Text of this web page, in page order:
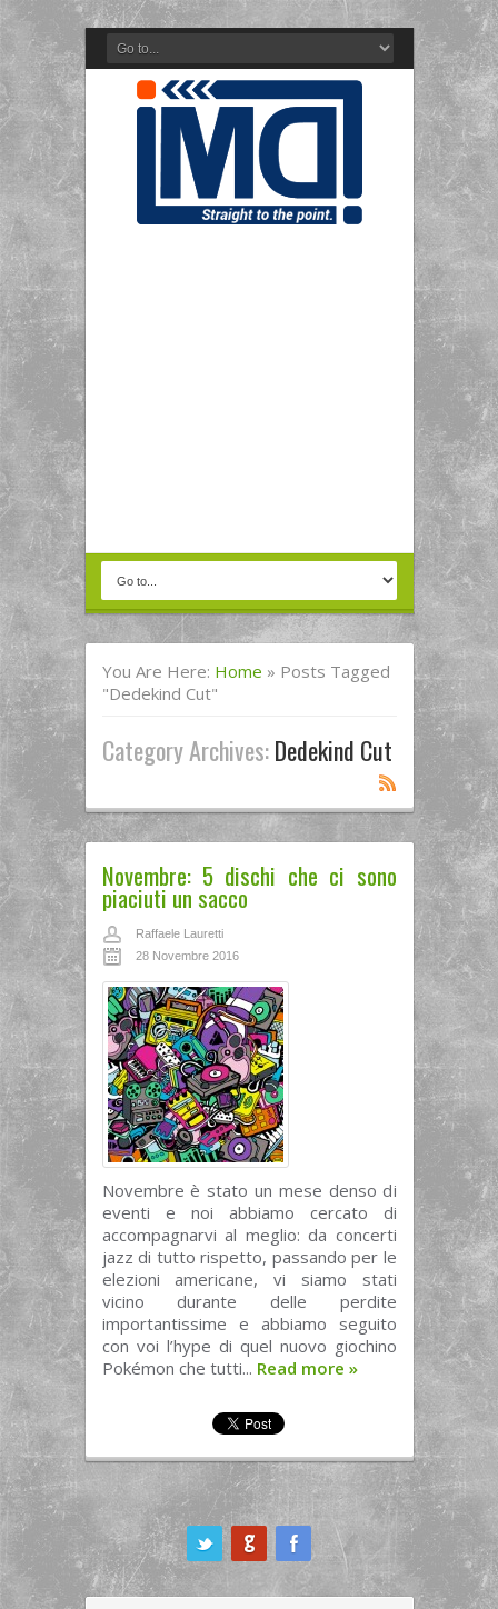
You Are Here: Home » Posts Tagged
"Dedekind Cut"
Category Archives:Dedekind Cut
Novembre: 5 dischi che ci sono
piaciuti un sacco
Raffaele Lauretti
28 Novembre 2016
Novembre è stato un mese denso di
eventi e noi abbiamo cercato di
accompagnarvi al meglio: da concerti
jazz di tutto rispetto, passando per le
elezioni americane, vi siamo stati
vicino durante delle perdite
importantissime e abbiamo seguito
con voi l’hype di quel nuovo giochino
Pokémon che tutti... Read more »